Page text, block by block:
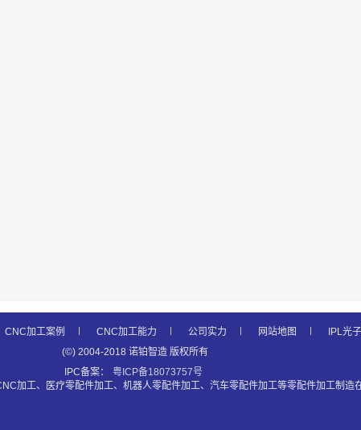
CNC加工案例 CNC加工能力 公司实力 网站地图
IPL光
(©) 2004-2018 诺铂智造 版权所有
IPC备案：
粤ICP备18073757号
加工、医疗零配件加工、机器人零配件加工、汽车零配件加工等零配件加工制造